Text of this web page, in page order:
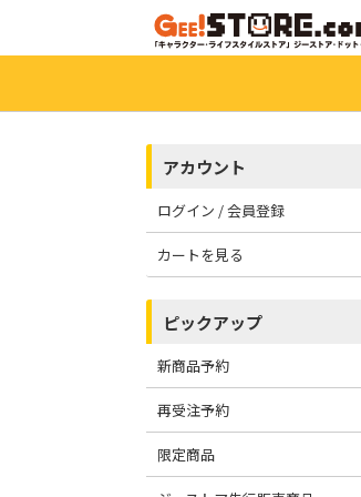
アカウント
ログイン / 会員登録
カートを見る
ピックアップ
新商品予約
再受注予約
限定商品